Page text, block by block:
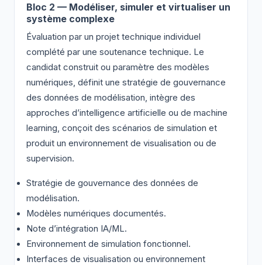
Bloc 2 — Modéliser, simuler et virtualiser un
système complexe
Évaluation par un projet technique individuel
complété par une soutenance technique. Le
candidat construit ou paramètre des modèles
numériques, définit une stratégie de gouvernance
des données de modélisation, intègre des
approches d’intelligence artificielle ou de machine
learning, conçoit des scénarios de simulation et
produit un environnement de visualisation ou de
supervision.
Stratégie de gouvernance des données de
modélisation.
Modèles numériques documentés.
Note d’intégration IA/ML.
Environnement de simulation fonctionnel.
Interfaces de visualisation ou environnement